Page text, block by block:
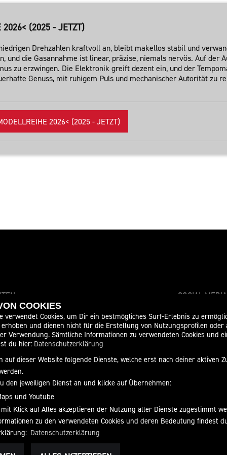
2026< (2025 - JETZT)
Drehzahlen kraftvoll an, bleibt makellos stabil und
und die Gasannahme ist linear, präzise, niemals nervös. Auf
zu erzwingen. Die Elektronik greift dezent ein, und der
Genuss, mit ruhigem Puls und mechanischer Autorität zu
2026< (2025 - JETZT)
10:00 - 18:00
10:00 - 18:00
10:00 - 18:00
10:00 - 13:00
SOCIAL MEDIA
COOKIES
verwendet Cookies, um Dir ein bestmögliches Surf-Erlebnis zu
erhoben und dienen nicht für die Erstellung von Nutzungsprofilen oder
Verwendung. Sämtliche Informationen zu verwendeten Cookies und
du hier: Datenschutzerklärung
auf dieser Website folgende Dienste, welche erst nach deiner aktiven
den jeweiligen Dienst an und klicke auf Übernehmen:
und Youtube
Klick auf Alles akzeptieren der Nutzung aller Dienste zugestimmt
zu den verwendeten Cookies und deren Bedeutung findest
Datenschutzerklärung